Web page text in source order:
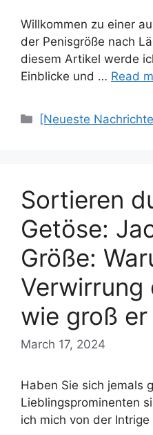
Willkommen zu einer
der Penisgröße nach
diesem Artikel werde
Einblicke und … Read
Categories
[Neueste
Sortieren
Getöse:
Größe:
Verwirrung
wie groß er
March 17, 2024
Haben Sie sich jemals
Lieblingsprominenten
ich mich von der